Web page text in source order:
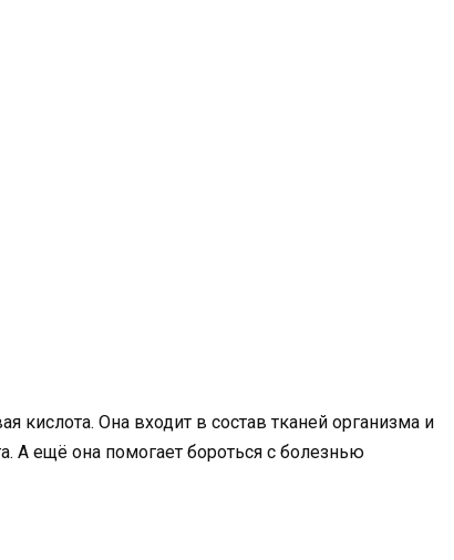
кислота. Она входит в состав тканей организма и
А ещё она помогает бороться с болезнью